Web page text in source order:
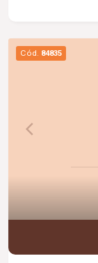
praticidade
Cód. 84835